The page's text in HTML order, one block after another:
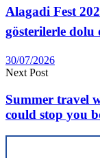
Alagadi Fest
gösterilerle dolu
30/07/2026
Next Post
Summer travel
could stop you